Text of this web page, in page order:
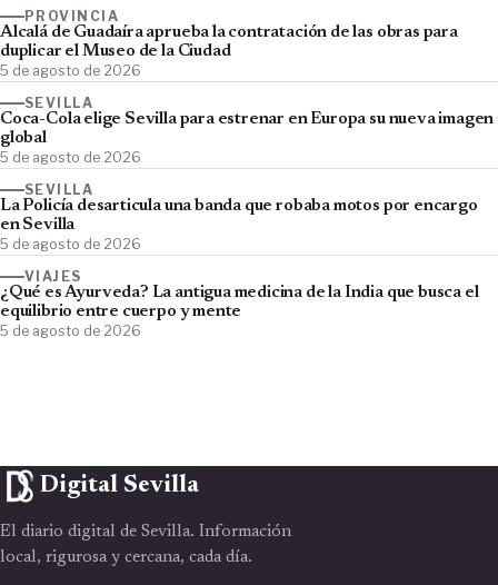
PROVINCIA
Alcalá de Guadaíra aprueba la contratación de las obras para
duplicar el Museo de la Ciudad
5 de agosto de 2026
SEVILLA
Coca-Cola elige Sevilla para estrenar en Europa su nueva imagen
global
5 de agosto de 2026
SEVILLA
La Policía desarticula una banda que robaba motos por encargo
en Sevilla
5 de agosto de 2026
VIAJES
¿Qué es Ayurveda? La antigua medicina de la India que busca el
equilibrio entre cuerpo y mente
5 de agosto de 2026
Digital Sevilla
El diario digital de Sevilla. Información
local, rigurosa y cercana, cada día.